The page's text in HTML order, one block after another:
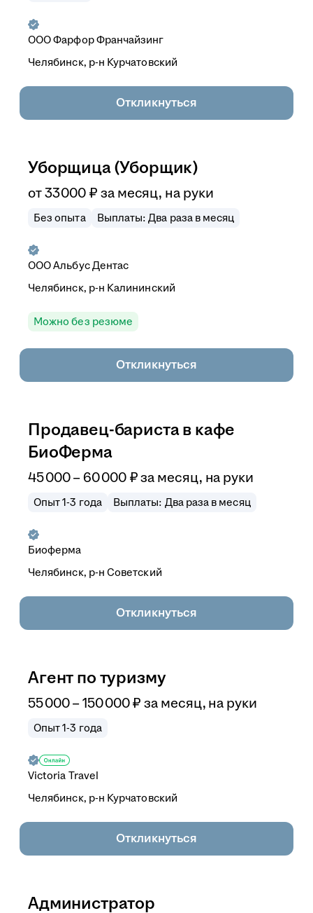
ОООФарфор Франчайзинг
Челябинск, р-н Курчатовский
Откликнуться
Уборщица (Уборщик)
от33 000 ₽ за месяц, на руки
Без опыта Выплаты: Два раза в месяц
ОООАльбус Дентас
Челябинск, р-н Калининский
Можно без резюме
Откликнуться
Продавец-бариста в кафе
БиоФерма
45 000–60 000 ₽ за месяц, на руки
Опыт 1-3 года Выплаты: Два раза в месяц
Биоферма
Челябинск, р-н Советский
Откликнуться
Агент по туризму
55 000–150 000₽ за месяц, на руки
Опыт 1-3 года
Victoria Travel
Челябинск, р-н Курчатовский
Откликнуться
Администратор